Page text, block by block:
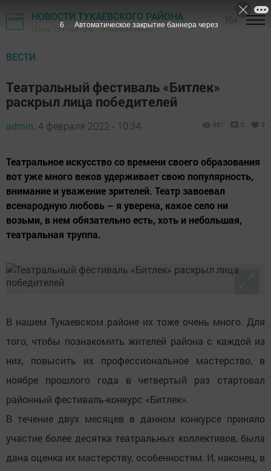
НОВОСТИ ТУКАЕВСКОГО РАЙОНА
Газета "Светлый путь" - Тукаевский район
ВЕСТИ
Театральный фестиваль «Битлек»
раскрыл лица победителей
admin, 4 февраля 2022 - 10:34 681 0 0
Театральное искусство со времени своего образования
вот уже много веков удерживает свою популярность,
внимание и уважение зрителей. Театр завоевал
всенародную любовь – я уверена, какое село ни
возьми, в нем обязательно есть, хоть и небольшая,
театральная труппа.
В нашем Тукаевском районе их тоже очень много. Для
того, чтобы познакомить жителей района с каждой из
них, повысить их профессиональное мастерство, в
ноябре прошлого года в четвертый раз стартовал
районный фестиваль-конкурс «Битлек».
В течение двух месяцев в данном конкурсе приняло
участие более десятка театральных коллективов, была
дана оценка их мастерству, особенностям. И, наконец, в
5 Автоматическое закрытие баннера через